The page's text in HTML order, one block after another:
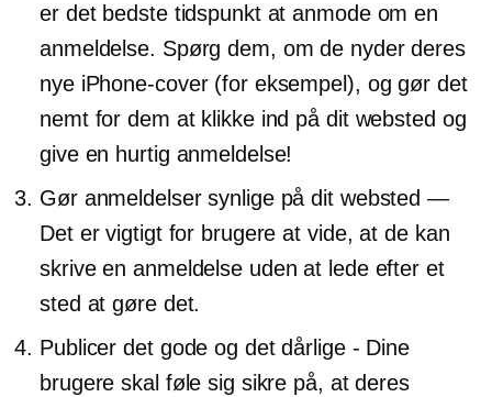
er det bedste tidspunkt at anmode om en
anmeldelse. Spørg dem, om de nyder deres
nye iPhone-cover (for eksempel), og gør det
nemt for dem at klikke ind på dit websted og
give en hurtig anmeldelse!
Gør anmeldelser synlige på dit websted —
Det er vigtigt for brugere at vide, at de kan
skrive en anmeldelse uden at lede efter et
sted at gøre det.
Publicer det gode og det dårlige - Dine
brugere skal føle sig sikre på, at deres